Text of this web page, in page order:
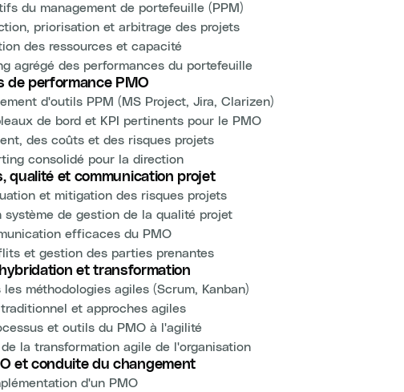
du management de portefeuille (PPM)
priorisation et arbitrage des projets
des ressources et capacité
agrégé des performances du portefeuille
de performance PMO
d'outils PPM (MS Project, Jira, Clarizen)
de bord et KPI pertinents pour le PMO
des coûts et des risques projets
consolidé pour la direction
qualité et communication projet
et mitigation des risques projets
système de gestion de la qualité projet
efficaces du PMO
et gestion des parties prenantes
et transformation
méthodologies agiles (Scrum, Kanban)
et approches agiles
et outils du PMO à l'agilité
la transformation agile de l'organisation
et conduite du changement
d'un PMO